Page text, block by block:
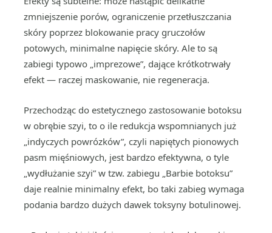
zmniejszenie porów, ograniczenie przetłuszczania
skóry poprzez blokowanie pracy gruczołów
potowych, minimalne napięcie skóry. Ale to są
zabiegi typowo „imprezowe”, dające krótkotrwały
efekt — raczej maskowanie, nie regeneracja.
Przechodząc do estetycznego zastosowanie botoksu
w obrębie szyi, to o ile redukcja wspomnianych już
„indyczych powrózków”, czyli napiętych pionowych
pasm mięśniowych, jest bardzo efektywna, o tyle
„wydłużanie szyi” w tzw. zabiegu „Barbie botoksu”
daje realnie minimalny efekt, bo taki zabieg wymaga
podania bardzo dużych dawek toksyny botulinowej.